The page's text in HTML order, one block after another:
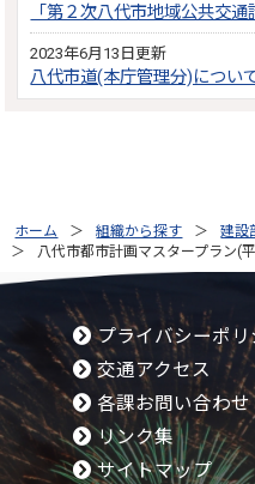
「第２次八代市地域公共交
2023年6月13日更新
八代市道(本庁管理分)につい
ホーム 組織から探す 建設
八代市都市計画マスタープラン(
プライバシーポリ
交通アクセス
各課お問い合わせ
リンク集
サイトマップ